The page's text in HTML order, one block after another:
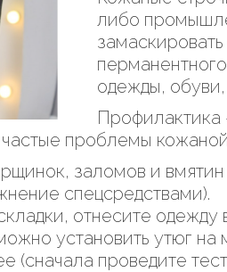
либо
одежды,
Профилактика
проблемы
заломов и
спецсредствами).
отнесите одежду
установить утюг
(сначала проведите